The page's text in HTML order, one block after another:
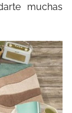
muchas